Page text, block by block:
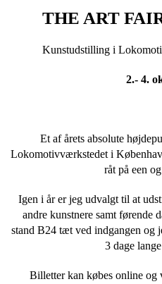
THE ART
Kunstudstilling i
2.- 4.
Et af årets absolute
Lokomotivværkstedet i
råt på een
Igen i år er jeg udvalgt til at
andre kunstnere samt førende
stand B24 tæt ved indgangen og
3 dage
Billetter kan købes online